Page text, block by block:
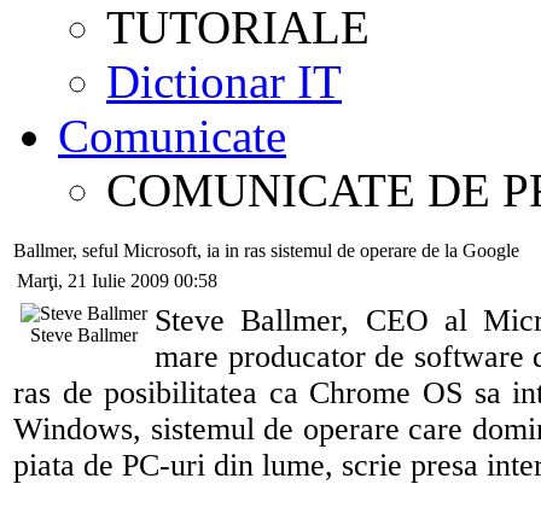
TUTORIALE
Dictionar IT
Comunicate
COMUNICATE DE
Ballmer, seful Microsoft, ia in ras sistemul de operare de la Google
Marţi, 21 Iulie 2009 00:58
Steve Ballmer
Steve Ballmer, CEO al
mare producator de software
ras de posibilitatea ca Chrome OS sa
Windows, sistemul de operare care
piata de PC-uri din lume, scrie presa